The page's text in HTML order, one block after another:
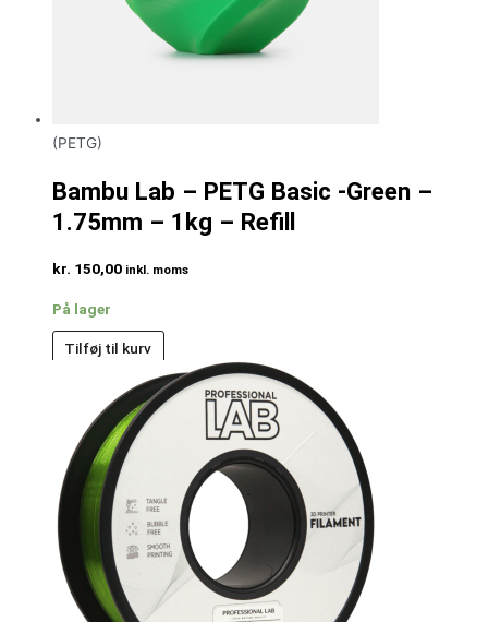
(PETG)
Bambu Lab – PETG Basic -Green –
1.75mm – 1kg – Refill
kr. 150,00 inkl. moms
På lager
Tilføj til kurv